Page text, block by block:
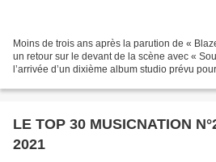
Moins de trois ans après la parution de «
un retour sur le devant de la scène avec «
l’arrivée d’un dixième album studio prévu
LE TOP 30 MUSICNATION
2021